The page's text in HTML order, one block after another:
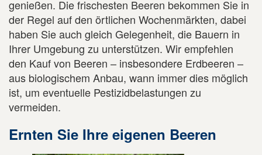
genießen. Die frischesten Beeren bekommen Sie in
der Regel auf den örtlichen Wochenmärkten, dabei
haben Sie auch gleich Gelegenheit, die Bauern in
Ihrer Umgebung zu unterstützen. Wir empfehlen
den Kauf von Beeren – insbesondere Erdbeeren –
aus biologischem Anbau, wann immer dies möglich
ist, um eventuelle Pestizidbelastungen zu
vermeiden.
Ernten Sie Ihre eigenen Beeren